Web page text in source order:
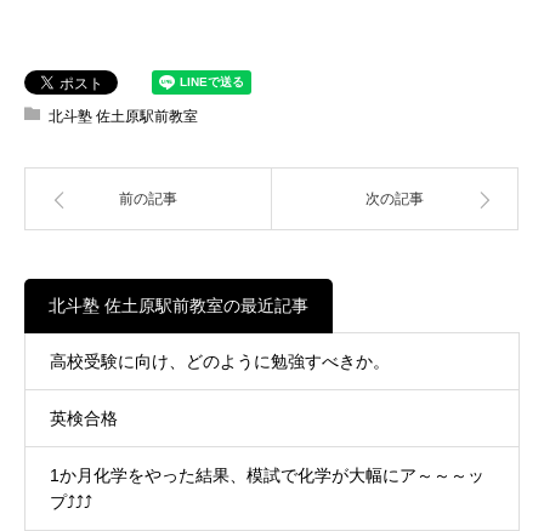
北斗塾 佐土原駅前教室
前の記事 次の記事
北斗塾 佐土原駅前教室の最近記事
高校受験に向け、どのように勉強すべきか。
英検合格
1か月化学をやった結果、模試で化学が大幅にア～～～ッ
プ⤴⤴⤴